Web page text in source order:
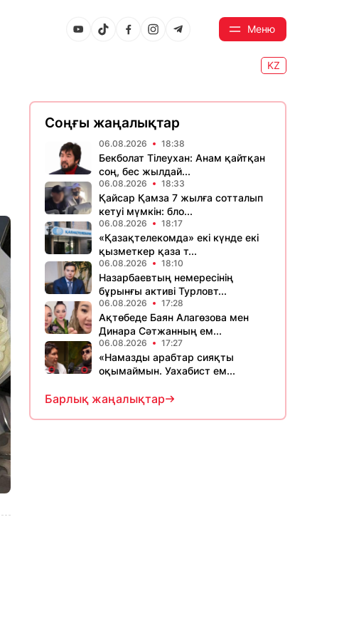
Меню
KZ
Соңғы жаңалықтар
06.08.2026 18:38
Бекболат Тілеухан: Анам қайтқан
соң, бес жылдай...
06.08.2026 18:33
Қайсар Қамза 7 жылға сотталып
кетуі мүмкін: бло...
06.08.2026 18:17
«Қазақтелекомда» екі күнде екі
қызметкер қаза т...
06.08.2026 18:10
Назарбаевтың немересінің
бұрынғы активі Турловт...
06.08.2026 17:28
Ақтөбеде Баян Алагөзова мен
Динара Сәтжанның ем...
06.08.2026 17:27
«Намазды арабтар сияқты
оқымаймын. Уахабист ем...
Барлық жаңалықтар